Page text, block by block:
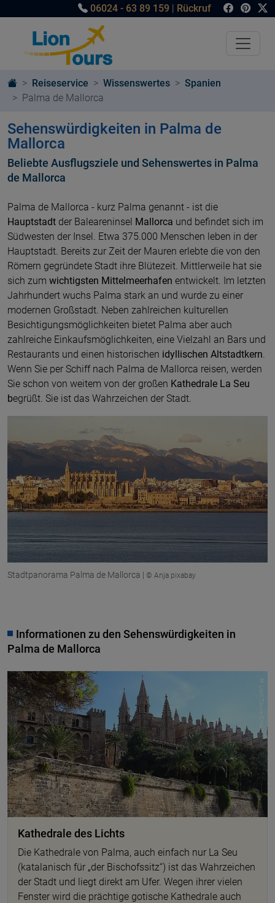
06024 - 63 89 159 | Rückruf
Reiseservice Wissenswertes
Spanien
Palma de Mallorca
Sehenswürdigkeiten in Palma de
Mallorca
Beliebte Ausflugsziele und Sehenswertes in Palma
de Mallorca
Palma de Mallorca - kurz Palma genannt - ist die
Hauptstadt der Baleareninsel Mallorca und befindet sich im
Südwesten der Insel. Etwa 375.000 Menschen leben in der
Hauptstadt. Bereits zur Zeit der Mauren erlebte die von den
Römern gegründete Stadt ihre Blütezeit. Mittlerweile hat sie
sich zum wichtigsten Mittelmeerhafen entwickelt. Im letzten
Jahrhundert wuchs Palma stark an und wurde zu einer
modernen Großstadt. Neben zahlreichen kulturellen
Besichtigungsmöglichkeiten bietet Palma aber auch
zahlreiche Einkaufsmöglichkeiten, eine Vielzahl an Bars und
Restaurants und einen historischen idyllischen Altstadtkern.
Wenn Sie per Schiff nach Palma de Mallorca reisen, werden
Sie schon von weitem von der großen Kathedrale La Seu
begrüßt. Sie ist das Wahrzeichen der Stadt.
Stadtpanorama Palma de Mallorca | © Anja pixabay
Informationen zu den Sehenswürdigkeiten in
Palma de Mallorca
© Lion Tours GmbH
Kathedrale des Lichts
Die Kathedrale von Palma, auch einfach nur La Seu
(katalanisch für „der Bischofssitz“) ist das Wahrzeichen
der Stadt und liegt direkt am Ufer. Wegen ihrer vielen
Fenster wird die prächtige gotische Kathedrale auch